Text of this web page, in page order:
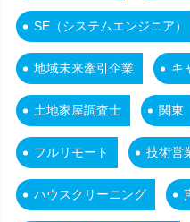
SE（システムエンジニア）
地域未来牽引企業 キ
土地家屋調査士 関東
フルリモート 技術営
ハウスクリーニング